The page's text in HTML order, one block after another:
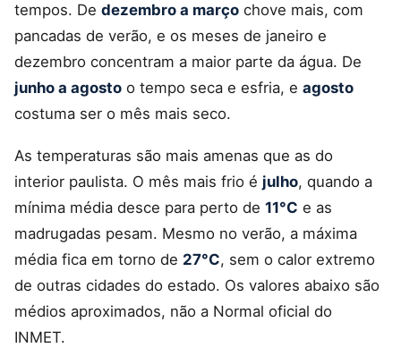
tempos. De dezembro a março chove mais, com
pancadas de verão, e os meses de janeiro e
dezembro concentram a maior parte da água. De
junho a agosto o tempo seca e esfria, e agosto
costuma ser o mês mais seco.
As temperaturas são mais amenas que as do
interior paulista. O mês mais frio é julho, quando a
mínima média desce para perto de 11°C e as
madrugadas pesam. Mesmo no verão, a máxima
média fica em torno de 27°C, sem o calor extremo
de outras cidades do estado. Os valores abaixo são
médios aproximados, não a Normal oficial do
INMET.